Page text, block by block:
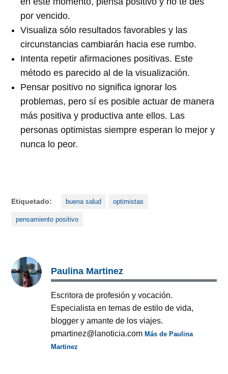
por vencido.
Visualiza sólo resultados favorables y las
circunstancias cambiarán hacia ese rumbo.
Intenta repetir afirmaciones positivas. Este
método es parecido al de la visualización.
Pensar positivo no significa ignorar los
problemas, pero sí es posible actuar de manera
más positiva y productiva ante ellos. Las
personas optimistas siempre esperan lo mejor y
nunca lo peor.
Etiquetado: buena salud optimistas
pensamiento positivo
Paulina Martinez
Escritora de profesión y vocación.
Especialista en temas de estilo de vida,
blogger y amante de los viajes.
pmartinez@lanoticia.comMás de Paulina
Martinez